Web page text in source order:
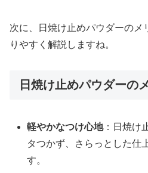
次に、日焼け止めパウダーのメ
りやすく解説しますね。
日焼け止めパウダーの
軽やかなつけ心地：日焼け
タつかず、さらっとした仕
す。